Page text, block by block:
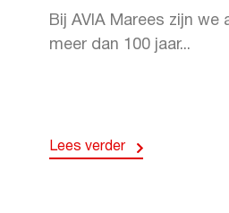
Bij AVIA Marees zijn
meer dan 100 jaar...
Lees verder